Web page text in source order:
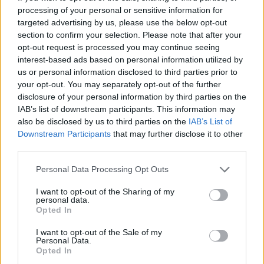
processing of your personal or sensitive information for
targeted advertising by us, please use the below opt-out
section to confirm your selection. Please note that after your
opt-out request is processed you may continue seeing
interest-based ads based on personal information utilized by
us or personal information disclosed to third parties prior to
your opt-out. You may separately opt-out of the further
disclosure of your personal information by third parties on the
IAB’s list of downstream participants. This information may
also be disclosed by us to third parties on the IAB’s List of
Downstream Participants that may further disclose it to other
Personal Data Processing Opt Outs
I want to opt-out of the Sharing of my
personal data.
Opted In
I want to opt-out of the Sale of my
Personal Data.
Opted In
chinesischen Küche auch die Einrichtung überzeugt und
ein gutes Ambiente bietet. Ein Grund mehr, hier zu
speisen: die grosse Auswahl an Bubble-Teas
Schöneggstrasse 5, 8004 Zürich
khujug.restaurant